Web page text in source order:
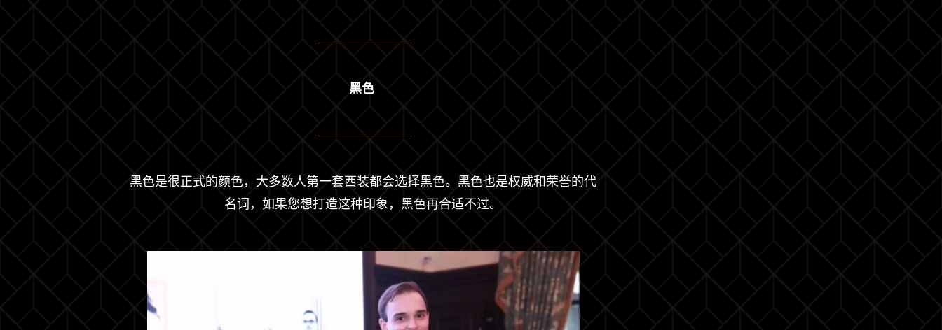
黑色
黑色是很正式的颜色，大多数人第一套西装都会选择黑色。黑色也是权威和荣誉的代
名词，如果您想打造这种印象，黑色再合适不过。